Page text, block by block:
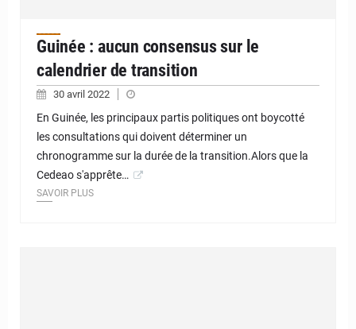
Guinée : aucun consensus sur le
calendrier de transition
30 avril 2022
En Guinée, les principaux partis politiques ont boycotté
les consultations qui doivent déterminer un
chronogramme sur la durée de la transition.Alors que la
Cedeao s'apprête…
SAVOIR PLUS